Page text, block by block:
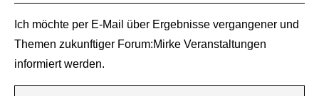
Ich möchte per E-Mail über Ergebnisse vergangener und
Themen zukunftiger Forum:Mirke Veranstaltungen
informiert werden.